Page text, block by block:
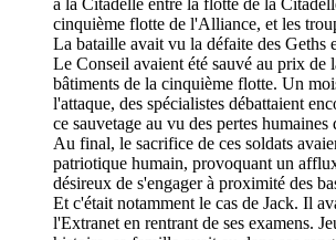
à la Citadelle entre la flotte de la
cinquième flotte de l'Alliance, et les
La bataille avait vu la défaite des Geths
Le Conseil avaient été sauvé au prix de
bâtiments de la cinquième flotte. Un
l'attaque, des spécialistes débattaient
ce sauvetage au vu des pertes
Au final, le sacrifice de ces soldats
patriotique humain, provoquant un
désireux de s'engager à proximité des
Et c'était notamment le cas de Jack. Il
l'Extranet en rentrant de ses examens.